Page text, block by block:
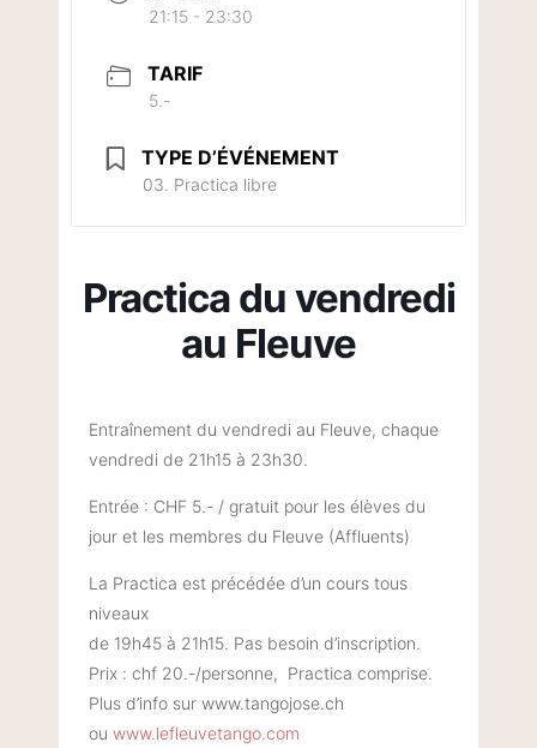
21:15 - 23:30
TARIF
5.-
TYPE D’ÉVÉNEMENT
03. Practica libre
Practica du vendredi
au Fleuve
Entraînement du vendredi au Fleuve, chaque
vendredi de 21h15 à 23h30.
Entrée : CHF 5.- / gratuit pour les élèves du
jour et les membres du Fleuve (Affluents)
La Practica est précédée d’un cours tous
niveaux
de 19h45 à 21h15. Pas besoin d’inscription.
Prix : chf 20.-/personne, Practica comprise.
Plus d’info sur www.tangojose.ch
ou www.lefleuvetango.com